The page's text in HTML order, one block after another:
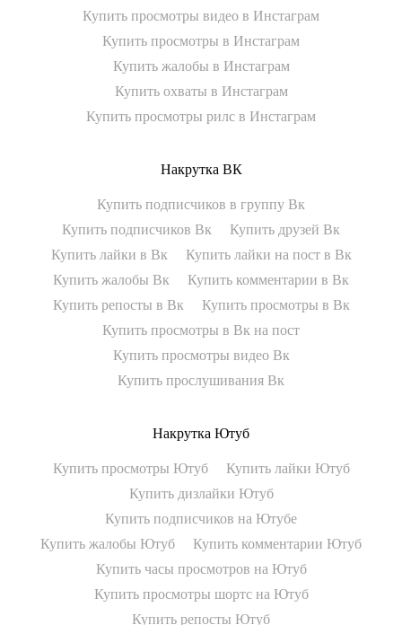
Купить просмотры видео в Инстаграм
Купить просмотры в Инстаграм
Купить жалобы в Инстаграм
Купить охваты в Инстаграм
Купить просмотры рилс в Инстаграм
Накрутка ВК
Купить подписчиков в группу Вк
Купить подписчиков Вк
Купить друзей Вк
Купить лайки в Вк
Купить лайки на пост в Вк
Купить жалобы Вк
Купить комментарии в Вк
Купить репосты в Вк
Купить просмотры в Вк
Купить просмотры в Вк на пост
Купить просмотры видео Вк
Купить прослушивания Вк
Накрутка Ютуб
Купить просмотры Ютуб
Купить лайки Ютуб
Купить дизлайки Ютуб
Купить подписчиков на Ютубе
Купить жалобы Ютуб
Купить комментарии Ютуб
Купить часы просмотров на Ютуб
Купить просмотры шортс на Ютуб
Купить репосты Ютуб